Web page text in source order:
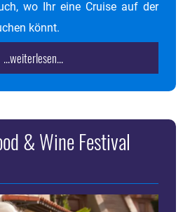
wo Ihr eine Cruise auf der
könnt.
...weiterlesen...
& Wine Festival